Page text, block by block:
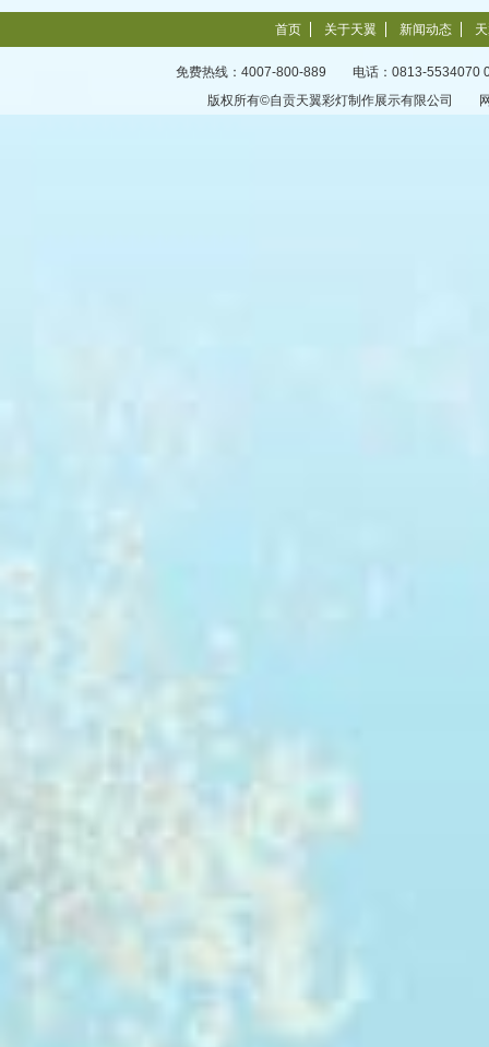
首页 关于天翼 新闻动态
免费热线：4007-800-889 电话：0813-
版权所有©自贡天翼彩灯制作展示有限公司